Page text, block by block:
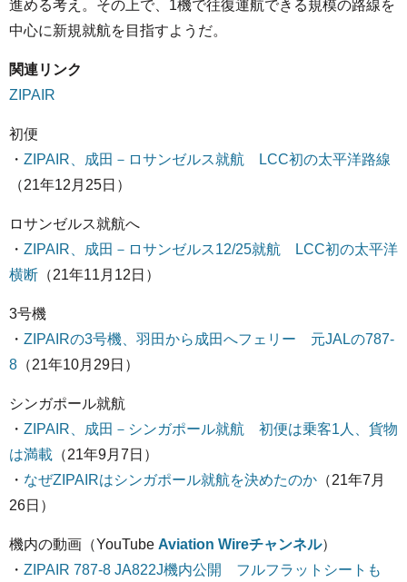
進める考え。その上で、1機で往復運航できる規模の路線を
中心に新規就航を目指すようだ。
関連リンク
ZIPAIR
初便
・ ZIPAIR、成田－ロサンゼルス就航 LCC初の太平洋路線
（21年12月25日）
ロサンゼルス就航へ
・ ZIPAIR、成田－ロサンゼルス12/25就航 LCC初の太平洋
横断 （21年11月12日）
3号機
・ ZIPAIRの3号機、羽田から成田へフェリー 元JALの787-
8 （21年10月29日）
シンガポール就航
・ ZIPAIR、成田－シンガポール就航 初便は乗客1人、貨物
は満載 （21年9月7日）
・ なぜZIPAIRはシンガポール就航を決めたのか （21年7月
26日）
機内の動画（YouTube Aviation Wireチャンネル）
・ ZIPAIR 787-8 JA822J機内公開 フルフラットシートも